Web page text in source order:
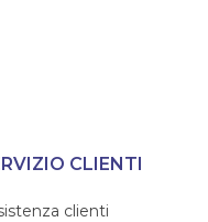
CLIENTI
clienti